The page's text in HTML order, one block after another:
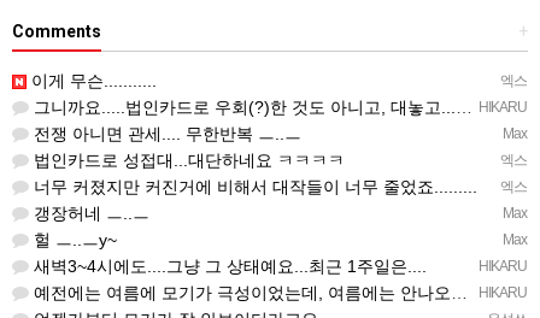
+
Comments
엑스
이게 무슨...........
HIKARU
그니까요.....법인카드로 우회(?)한 것도 아니고, 대놓고...ㅋ ㅋ)
Max
전쟁 아니면 관세.... 무한반복 ㅡ..ㅡ
엑스
법인카드로 성접대...대단하네요 ㅋㅋㅋㅋ
엑스
너무 커졌지만 커진거에 비해서 대작들이 너무 줄었죠.........
Max
갱장허네 ㅡ..ㅡ
Max
헐 ㅡ..ㅡy~
HIKARU
새벽3~4시에도....그냥 그 상태예요...최근 1주일은....
HIKARU
예전에는 여름에 모기가 극성이었는데, 여름에는 안나오는 것 같은.....ㅎ ㅎ)